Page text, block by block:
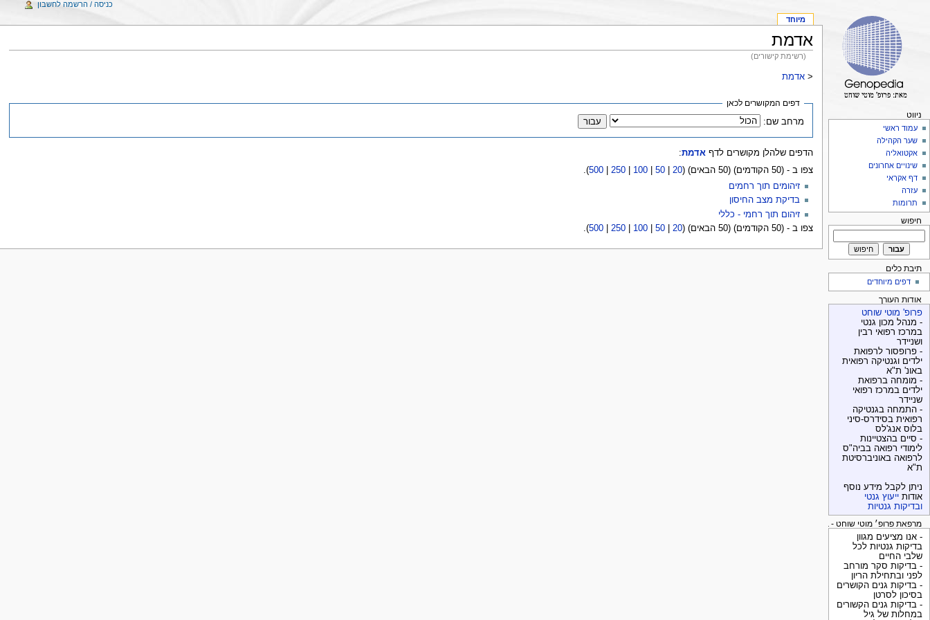
אדמת
(רשימת קישורים)
< אדמת
דפים המקושרים לכאן
מרחב שם:
הדפים שלהלן מקושרים לדף אדמת:
צפו ב - (50 הקודמים) (50 הבאים) (
20
|
50
|
100
250
|
500
).
זיהומים תוך רחמים
בדיקת מצב החיסון
זיהום תוך רחמי - כללי
צפו ב - (50 הקודמים) (50 הבאים) (
20
|
50
|
100
250
|
500
).
מיוחד
כניסה / הרשמה לחשבון
ניווט
עמוד ראשי
שער הקהילה
אקטואליה
שינויים אחרונים
דף אקראי
עזרה
תרומות
חיפוש
תיבת כלים
דפים מיוחדים
אודות העורך
פרופ' מוטי שוחט
- מנהל מכון גנטי
במרכז רפואי רבין
ושניידר
- פרופסור לרפואת
ילדים וגנטיקה רפואית
באונ' ת"א
- מומחה ברפואת
ילדים במרכז רפואי
שניידר
- התמחה בגנטיקה
רפואית בסידרס-סיני
בלוס אנג'לס
- סיים בהצטיינות
לימודי רפואה בביה"ס
לרפואה באוניברסיטת
ת"א
ניתן לקבל מידע נוסף
אודות ייעוץ גנטי
ובדיקות גנטיות
מרפאת פרופ׳ מוטי שוחט - בדיקות גנטיות
- אנו מציעים מגוון
בדיקות גנטיות לכל
שלבי החיים
- בדיקות סקר מורחב
לפני ובתחילת הריון
- בדיקות גנים הקושרים
בסיכון לסרטן
- בדיקות גנים הקשורים
במחלות של גיל